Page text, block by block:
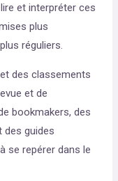
et interpréter ces
plus
réguliers.
des classements
et de
bookmakers, des
des guides
se repérer dans le